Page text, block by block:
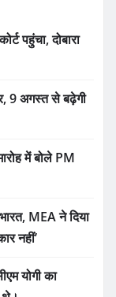
पहुंचा, दोबारा
9 अगस्त से बढ़ेगी
में बोले PM
MEA ने दिया
नहीं’
योगी का